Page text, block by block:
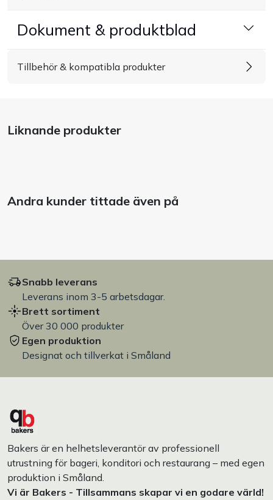
Dokument & produktblad
Tillbehör & kompatibla produkter
Liknande produkter
Andra kunder tittade även på
Snabb leverans
Leverans inom 3-5 arbetsdagar.
Brett sortiment
Över 30 000 produkter
Egen produktion
Designat och tillverkat i Småland
Bakers är en helhetsleverantör av professionell
utrustning för bageri, konditori och restaurang – med egen
produktion i Småland.
Vi är Bakers - Tillsammans skapar vi en godare värld!